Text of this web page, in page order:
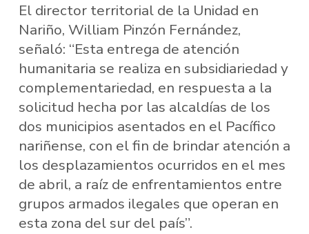
El director territorial de la Unidad en
Nariño, William Pinzón Fernández,
señaló: “Esta entrega de atención
humanitaria se realiza en subsidiariedad y
complementariedad, en respuesta a la
solicitud hecha por las alcaldías de los
dos municipios asentados en el Pacífico
nariñense, con el fin de brindar atención a
los desplazamientos ocurridos en el mes
de abril, a raíz de enfrentamientos entre
grupos armados ilegales que operan en
esta zona del sur del país”.